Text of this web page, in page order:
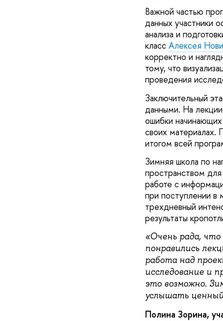
Важной частью
данных участники
анализа и
класс Алексея
корректно и
тому, что
проведения
Заключительный
данными. На
ошибки
своих материалах.
итогом всей
Зимняя школа по
пространством
работе с
при поступлении
трехдневный
результаты
«Очень рада,
понравились
работа над
исследование и
это возможно.
услышать
Полина Зорина,